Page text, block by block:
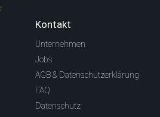
Kontakt
Unternehmen
Jobs
AGB & Datenschutzerklärung
FAQ
Datenschutz